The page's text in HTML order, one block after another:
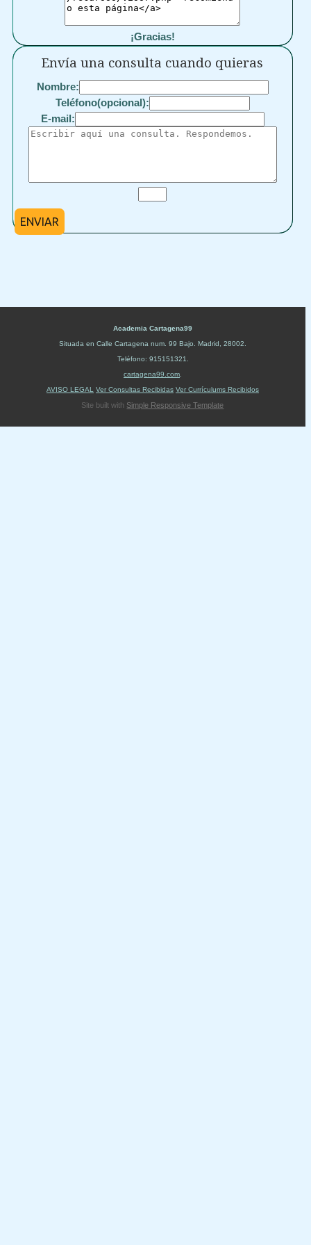
¡Gracias!
Envía una consulta cuando quieras
Nombre:
Teléfono(opcional):
E-mail:
ENVIAR
Academia Cartagena99
Situada en Calle Cartagena num. 99 Bajo Madrid 28002
Teléfono: 915151321
cartagena99.com
AVISO LEGAL
Ver Consultas Recibidas Ver Currículums Recibidos
Site built with Simple Responsive Template